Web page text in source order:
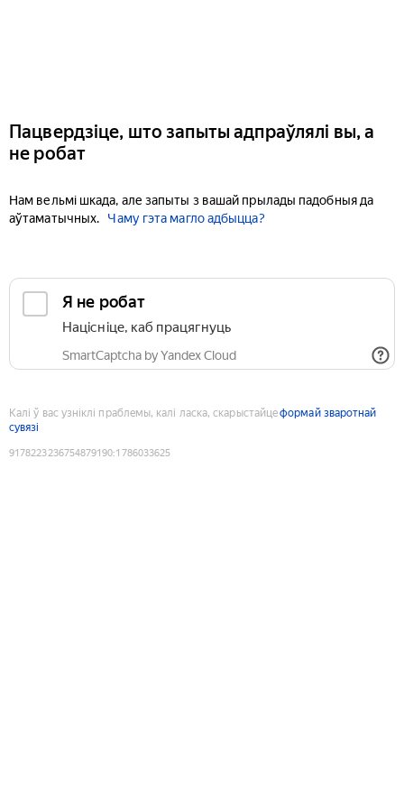
Пацвердзіце, што запыты адпраўлялі вы, а
не робат
Нам вельмі шкада, але запыты з вашай прылады падобныя да
аўтаматычных.
Чаму гэта магло адбыцца?
Я не робат
Націсніце, каб працягнуць
SmartCaptcha by Yandex Cloud
Калі ў вас узніклі праблемы, калі ласка, скарыстайцеформай зваротнай
сувязі
9178223236754879190:1786033625